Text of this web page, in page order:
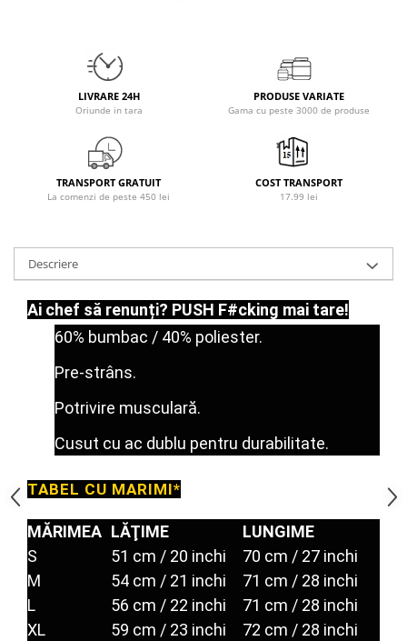
Puritan`s Pride
Raw Nutrition
REDCON1
Rich Piana 5% Nutrition
RIPT
Scitec
Scivation
Skill Nutrition
Smart Shake
Under Armour
Universal
Weider
Zenana
LIVRARE 24H
Oriunde in tara
PRODUSE VARIATE
Gama cu peste 3000 de produse
TRANSPORT GRATUIT
La comenzi de peste 450 lei
COST TRANSPORT
17.99 lei
Descriere
Ai chef să renunți? PUSH F#cking mai tare!
60% bumbac / 40% poliester.
Pre-strâns.
Potrivire musculară.
Cusut cu ac dublu pentru durabilitate.
TABEL CU MARIMI*
MĂRIMEA LĂŢIME
LUNGIME
S
51 cm / 20 inchi
70 cm / 27 inchi
M
54 cm / 21 inchi
71 cm / 28 inchi
L
56 cm / 22 inchi
71 cm / 28 inchi
XL
59 cm / 23 inchi
72 cm / 28 inchi